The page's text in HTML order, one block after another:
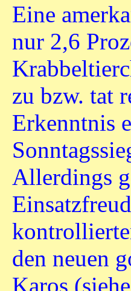
Eine
nur 2,6
zu bzw. tat
Erkenntnis
Allerdings
den neuen
Karos